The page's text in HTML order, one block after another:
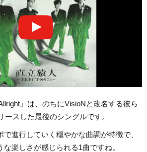
』は、のちにVisioNと改名する彼ら
ースした最後のシングルです。
進行していく穏やかな曲調が特徴で、
な楽しさが感じられる1曲ですね。